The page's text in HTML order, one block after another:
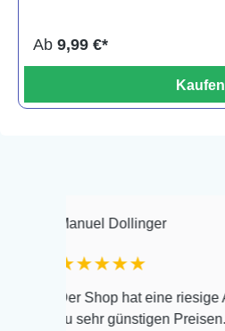
Ab 9,99 €*
Kaufen
Dollinger
Shop hat eine riesige Auswahl
günstigen Preisen. Der